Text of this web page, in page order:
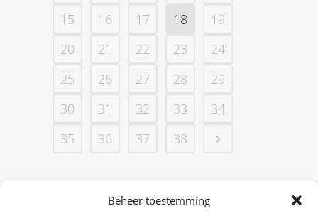
Beheer toestemming
15
16 17 18
19
20
21 22 23
24
25
26 27 28
29
30
31 32 33
34
35
36 37 38